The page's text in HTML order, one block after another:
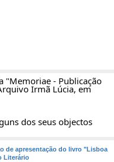
"Memoriae - Publicação
Irmã Lúcia, em
dos seus objectos
de apresentação do livro "Lisboa
Literário